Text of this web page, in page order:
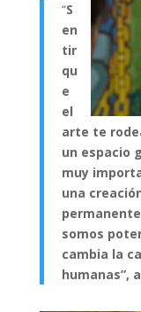
“S
en
tir
qu
e
el
arte te
un espacio
muy
una
somos
cambia la
humanas”,